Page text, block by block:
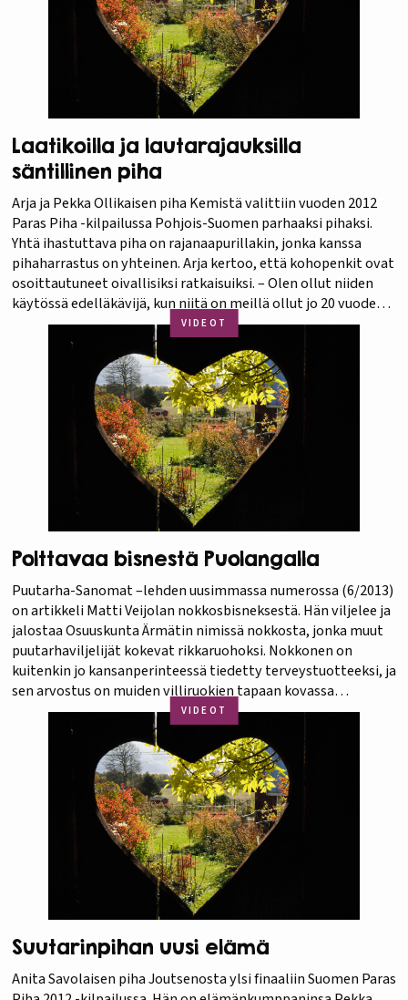
Laatikoilla ja lautarajauksilla
säntillinen piha
Arja ja Pekka Ollikaisen piha Kemistä valittiin vuoden 2012
Paras Piha -kilpailussa Pohjois-Suomen parhaaksi pihaksi.
Yhtä ihastuttava piha on rajanaapurillakin, jonka kanssa
pihaharrastus on yhteinen. Arja kertoo, että kohopenkit ovat
osoittautuneet oivallisiksi ratkaisuiksi. – Olen ollut niiden
käytössä edelläkävijä, kun niitä on meillä ollut jo 20 vuoden
ajan. Laatikoissa viljely on helppoa ja kasvit kestävät…
VIDEOT
Polttavaa bisnestä Puolangalla
Puutarha-Sanomat –lehden uusimmassa numerossa (6/2013)
on artikkeli Matti Veijolan nokkosbisneksestä. Hän viljelee ja
jalostaa Osuuskunta Ärmätin nimissä nokkosta, jonka muut
puutarhaviljelijät kokevat rikkaruohoksi. Nokkonen on
kuitenkin jo kansanperinteessä tiedetty terveystuotteeksi, ja
sen arvostus on muiden villiruokien tapaan kovassa
nosteessa. Yrittäjä on tehnyt uraa uurtavaa työtä nokkosen
viljely- ja jalostustekniikan sekä nokkostuotteiden
kehittämiseksi. Katso Luonnontuotealan
tiedotushankkeen…
VIDEOT
Suutarinpihan uusi elämä
Anita Savolaisen piha Joutsenosta ylsi finaaliin Suomen Paras